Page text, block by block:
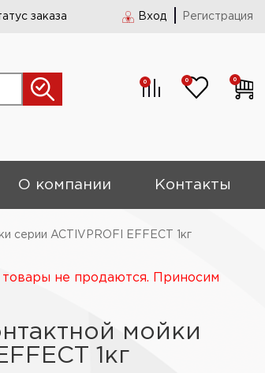
заказа Вход Регистрация
0 0 0
О компании Контакты
серии ACTIVPROFI EFFECT 1кг
товары не продаются. Приносим
мойки
1кг